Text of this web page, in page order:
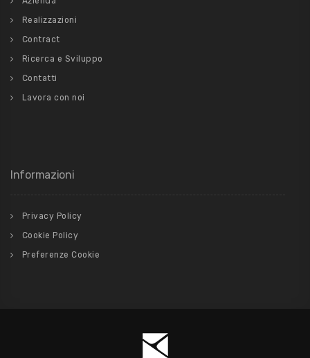
Realizzazioni
Contract
Ricerca e Sviluppo
Contatti
Lavora con noi
Informazioni
Privacy Policy
Cookie Policy
Preferenze Cookie